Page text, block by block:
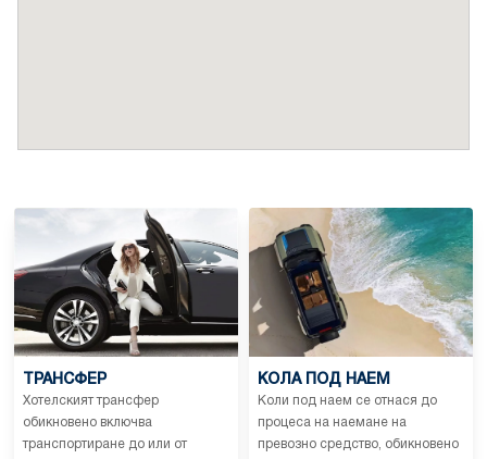
ТРАНСФЕР
Хотелският трансфер
обикновено включва
транспортиране до или от
КОЛА ПОД НАЕМ
Коли под наем се отнася до
процеса на наемане на
превозно средство, обикновено